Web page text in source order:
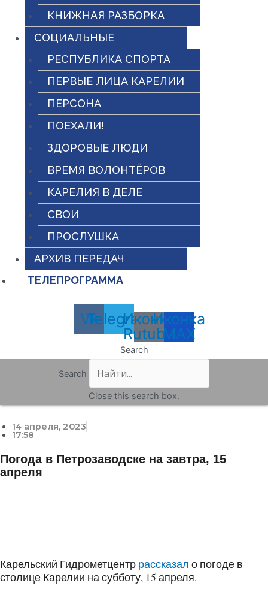
КНИЖНАЯ РАЗБОРКА
СОЦИАЛЬНЫЕ
РЕСПУБЛИКА СПОРТА
ПЕРВЫЕ ЛИЦА КАРЕЛИИ
ПЕРСОНА
ПОЕХАЛИ!
ЗДОРОВЫЕ ЛЮДИ
ВРЕМЯ ВОЛОНТЁРОВ
КАРЕЛИЯ В ДЕЛЕ
СВОИ
ПРОСЛУШКА
АРХИВ ПЕРЕДАЧ
ТЕЛЕПРОГРАММА
Vk
Telegram
Иконка
Rutube
Иконка
MAX
Search
Search
Close this search box.
14 апреля, 2023
17:58
Погода в Петрозаводске на завтра, 15
апреля
Карельский Гидрометцентр рассказал о погоде в
столице Карелии на субботу, 15 апреля.